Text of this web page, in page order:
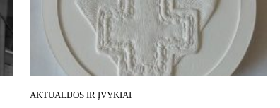
AKTUALIJOS IR ĮVYKIAI